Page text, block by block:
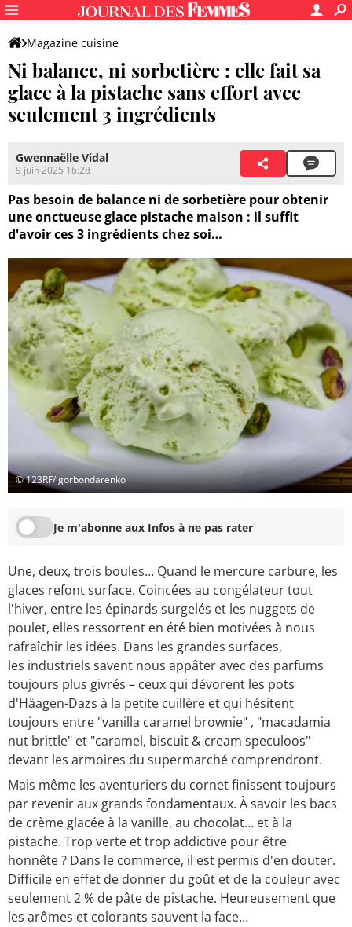
Magazine cuisine
Ni balance, ni sorbetière : elle fait sa
glace à la pistache sans effort avec
seulement 3 ingrédients
Gwennaëlle Vidal
9 juin 2025 16:28
Pas besoin de balance ni de sorbetière pour obtenir
une onctueuse glace pistache maison : il suffit
d'avoir ces 3 ingrédients chez soi…
© 123RF/igorbondarenko
Je m'abonne aux Infos à ne pas rater
Une, deux, trois boules… Quand le mercure carbure, les
glaces refont surface. Coincées au congélateur tout
l'hiver, entre les épinards surgelés et les nuggets de
poulet, elles ressortent en été bien motivées à nous
rafraîchir les idées. Dans les grandes surfaces,
les industriels savent nous appâter avec des parfums
toujours plus givrés – ceux qui dévorent les pots
d'Häagen-Dazs à la petite cuillère et qui hésitent
toujours entre "vanilla caramel brownie" , "macadamia
nut brittle" et "caramel, biscuit & cream speculoos"
devant les armoires du supermarché comprendront.
Mais même les aventuriers du cornet finissent toujours
par revenir aux grands fondamentaux. À savoir les bacs
de crème glacée à la vanille, au chocolat… et à la
pistache. Trop verte et trop addictive pour être
honnête ? Dans le commerce, il est permis d'en douter.
Difficile en effet de donner du goût et de la couleur avec
seulement 2 % de pâte de pistache. Heureusement que
les arômes et colorants sauvent la face…